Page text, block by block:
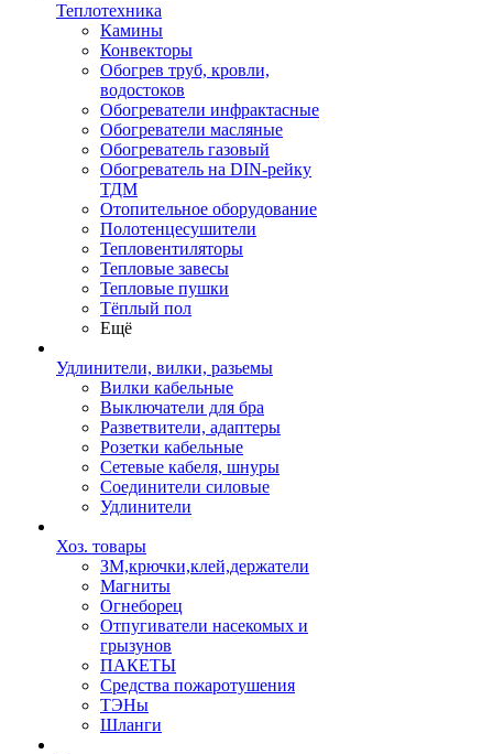
Теплотехника
Камины
Конвекторы
Обогрев труб, кровли,
водостоков
Обогреватели инфрактасные
Обогреватели масляные
Обогреватель газовый
Обогреватель на DIN-рейку
ТДМ
Отопительное оборудование
Полотенцесушители
Тепловентиляторы
Тепловые завесы
Тепловые пушки
Тёплый пол
Ещё
Удлинители, вилки, разьемы
Вилки кабельные
Выключатели для бра
Разветвители, адаптеры
Розетки кабельные
Сетевые кабеля, шнуры
Соединители силовые
Удлинители
Хоз. товары
ЗМ,крючки,клей,держатели
Магниты
Огнеборец
Отпугиватели насекомых и
грызунов
ПАКЕТЫ
Средства пожаротушения
ТЭНы
Шланги